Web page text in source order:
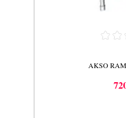
AKSO